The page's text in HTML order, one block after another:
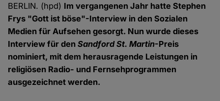
BERLIN. (hpd) Im vergangenen Jahr hatte Stephen
Frys "Gott ist böse"-Interview in den Sozialen
Medien für Aufsehen gesorgt. Nun wurde dieses
Interview für denSandford St. Martin-Preis
nominiert, mit dem herausragende Leistungen in
religiösen Radio- und Fernsehprogrammen
ausgezeichnet werden.